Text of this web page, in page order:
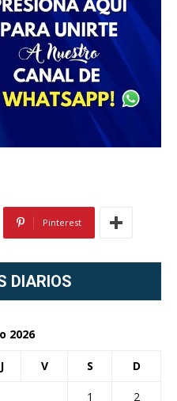
Pinterest
DIARIOS
2026
J V S D
1 2